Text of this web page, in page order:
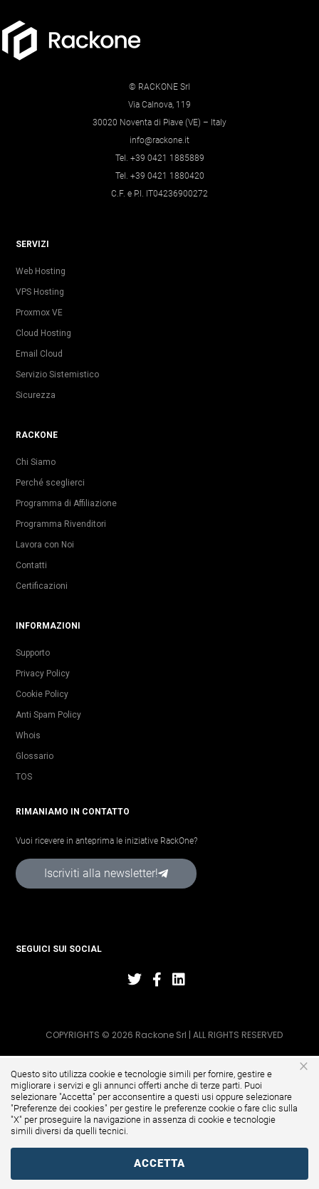
© RACKONE Srl
Via Calnova, 119
30020 Noventa di Piave (VE) – Italy
info@rackone.it
Tel. +39 0421 1885889
Tel. +39 0421 1880420
C.F. e P.I. IT04236900272
SERVIZI
Web Hosting
VPS Hosting
Proxmox VE
Cloud Hosting
Email Cloud
Servizio Sistemistico
Sicurezza
RACKONE
Chi Siamo
Perché sceglierci
Programma di Affiliazione
Programma Rivenditori
Lavora con Noi
Contatti
Certificazioni
INFORMAZIONI
Supporto
Privacy Policy
Cookie Policy
Anti Spam Policy
Whois
Glossario
TOS
RIMANIAMO IN CONTATTO
Vuoi ricevere in anteprima le iniziative RackOne?
Iscriviti alla newsletter!
SEGUICI SUI SOCIAL
COPYRIGHTS © 2026 Rackone Srl | ALL RIGHTS RESERVED
×
Questo sito utilizza cookie e tecnologie simili per fornire, gestire e
migliorare i servizi e gli annunci offerti anche di terze parti. Puoi
selezionare "Accetta" per acconsentire a questi usi oppure selezionare
"Preferenze dei cookies" per gestire le preferenze cookie o fare clic sulla
"X" per proseguire la navigazione in assenza di cookie e tecnologie
simili diversi da quelli tecnici.
ACCETTA